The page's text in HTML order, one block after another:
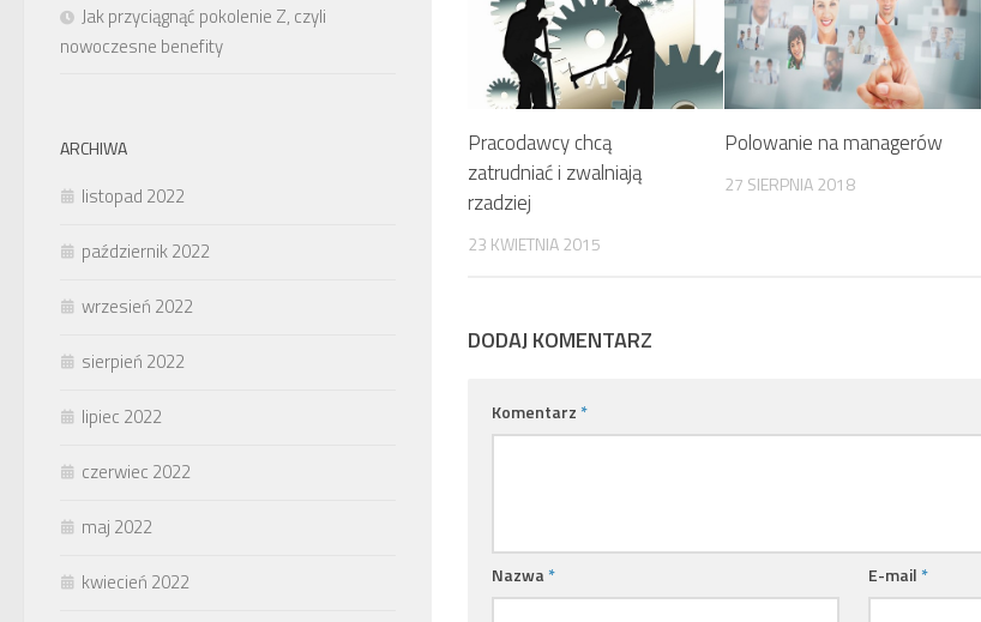
Pracodawcy chcą
zatrudniać i zwalniają
rzadziej
23 KWIETNIA 2015
Polowanie na managerów
27 SIERPNIA 2018
DODAJ KOMENTARZ
Komentarz *
Nazwa * E-mail *
Jak przyciągnąć pokolenie Z, czyli
nowoczesne benefity
ARCHIWA
listopad 2022
październik 2022
wrzesień 2022
sierpień 2022
lipiec 2022
czerwiec 2022
maj 2022
kwiecień 2022